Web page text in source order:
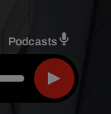
Podcasts